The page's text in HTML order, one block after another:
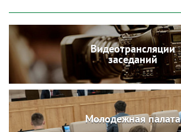
Видеотрансляции
заседаний
Молодежная палата